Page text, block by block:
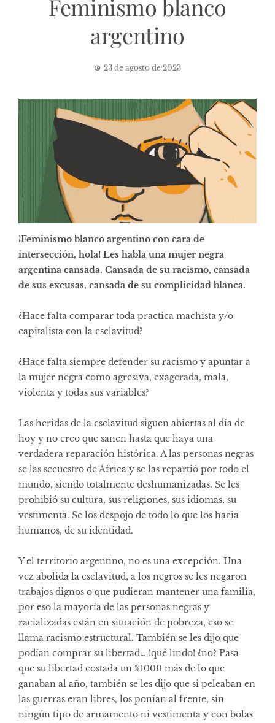
Feminismo blanco
argentino
23 de agosto de 2023
¡Feminismo blanco argentino con cara de
intersección, hola! Les habla una mujer negra
argentina cansada. Cansada de su racismo, cansada
de sus excusas, cansada de su complicidad blanca.
¿Hace falta comparar toda practica machista y/o
capitalista con la esclavitud?
¿Hace falta siempre defender su racismo y apuntar a
la mujer negra como agresiva, exagerada, mala,
violenta y todas sus variables?
Las heridas de la esclavitud siguen abiertas al día de
hoy y no creo que sanen hasta que haya una
verdadera reparación histórica. A las personas negras
se las secuestro de África y se las repartió por todo el
mundo, siendo totalmente deshumanizadas. Se les
prohibió su cultura, sus religiones, sus idiomas, su
vestimenta. Se los despojo de todo lo que los hacia
humanos, de su identidad.
Y el territorio argentino, no es una excepción. Una
vez abolida la esclavitud, a los negros se les negaron
trabajos dignos o que pudieran mantener una familia,
por eso la mayoría de las personas negras y
racializadas están en situación de pobreza, eso se
llama racismo estructural. También se les dijo que
podían comprar su libertad… !qué lindo! ¿no? Pasa
que su libertad costada un %1000 más de lo que
ganaban al año, también se les dijo que si peleaban en
las guerras eran libres, los ponían al frente, sin
ningún tipo de armamento ni vestimenta y con bolas